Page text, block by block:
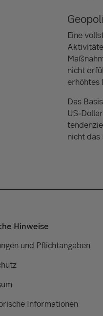
Eine
nicht
erhöhtes
Das
nicht das
Hinweise
und Pflichtangaben
Informationen